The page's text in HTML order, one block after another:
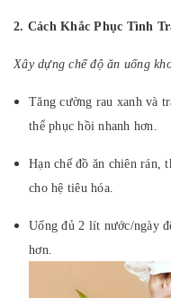
2. Cách Khắc Phục Tình
Xây dựng chế độ ăn uống
Tăng cường rau xanh và
thể phục hồi nhanh hơn.
Hạn chế đồ ăn chiên rán,
cho hệ tiêu hóa.
Uống đủ 2 lít nước/ngày
hơn.